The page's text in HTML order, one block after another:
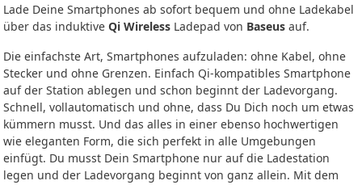
Lade Deine Smartphones ab sofort bequem und ohne Ladekabel
über das induktive Qi Wireless Ladepad von Baseus auf.
Die einfachste Art, Smartphones aufzuladen: ohne Kabel, ohne
Stecker und ohne Grenzen. Einfach Qi-kompatibles Smartphone
auf der Station ablegen und schon beginnt der Ladevorgang.
Schnell, vollautomatisch und ohne, dass Du Dich noch um etwas
kümmern musst. Und das alles in einer ebenso hochwertigen
wie eleganten Form, die sich perfekt in alle Umgebungen
einfügt. Du musst Dein Smartphone nur auf die Ladestation
legen und der Ladevorgang beginnt von ganz allein. Mit dem